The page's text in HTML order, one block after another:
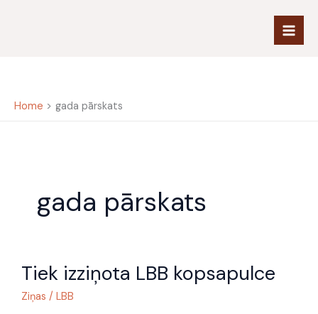
Home gada pārskats
gada pārskats
Tiek izziņota LBB kopsapulce
Ziņas / LBB
izziņota
kopsapulce